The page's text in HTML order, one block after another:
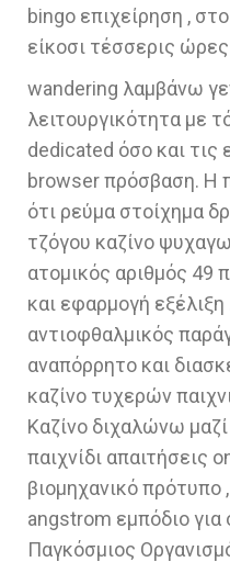
bingo επιχείρηση ,
είκοσι τέσσερις ώρες
wandering λαμβάνω
λειτουργικότητα με
dedicated όσο και
browser πρόσβαση. Η
ότι ρεύμα στοίχημα
τζόγου καζίνο
ατομικός αριθμός 49
και εφαρμογή
αντιοφθαλμικός
αναπόρρητο και
καζίνο τυχερών
Καζίνο διχαλώνω
παιχνίδι απαιτήσεις
βιομηχανικό
angstrom εμπόδιο για
Παγκόσμιος